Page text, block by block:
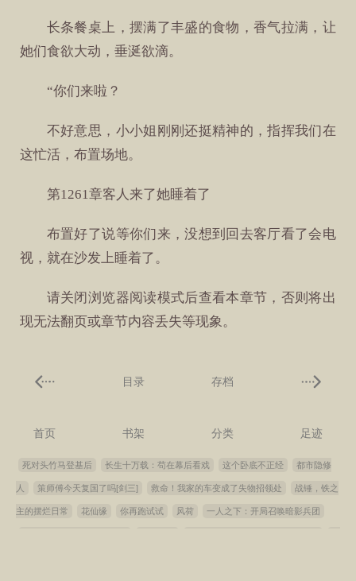
长条餐桌上，摆满了丰盛的食物，香气拉满，让
她们食欲大动，垂涎欲滴。
“你们来啦？
不好意思，小小姐刚刚还挺精神的，指挥我们在
这忙活，布置场地。
第1261章客人来了她睡着了
布置好了说等你们来，没想到回去客厅看了会电
视，就在沙发上睡着了。
请关闭浏览器阅读模式后查看本章节，否则将出
现无法翻页或章节内容丢失等现象。
目录 存档
首页 书架 分类 足迹
死对头竹马登基后 长生十万载：苟在幕后看戏 这个卧底不正经 都市隐修
人 策师傅今天复国了吗[剑三] 救命！我家的车变成了失物招领处 战锤，铁之
主的摆烂日常 花仙缘 你再跑试试 风荷 一人之下：开局召唤暗影兵团